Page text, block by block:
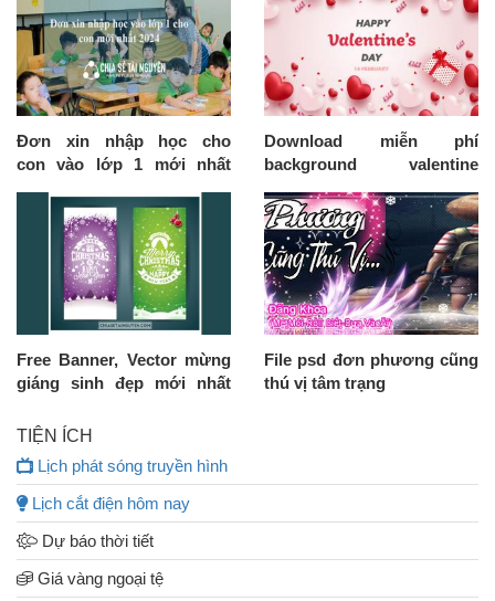
Đơn xin nhập học cho
con vào lớp 1 mới nhất
Download miễn phí
background valentine
Free Banner, Vector mừng
giáng sinh đẹp mới nhất
File psd đơn phương cũng
thú vị tâm trạng
TIỆN ÍCH
Lịch phát sóng truyền hình
Lịch cắt điện hôm nay
Dự báo thời tiết
Giá vàng ngoại tệ